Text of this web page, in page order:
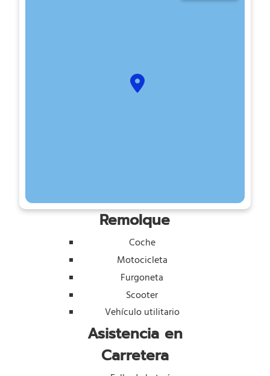
Remolque
Coche
Motocicleta
Furgoneta
Scooter
Vehículo utilitario
Asistencia en
Carretera